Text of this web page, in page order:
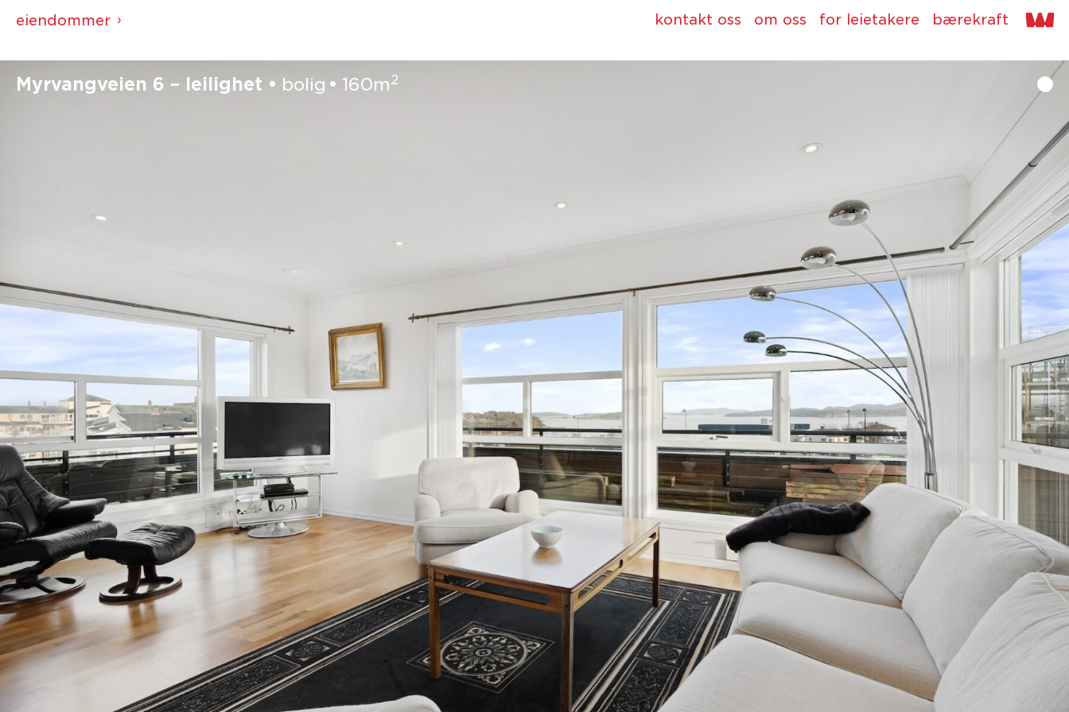
kontakt oss om oss for leietakere bærekraft
eiendommer
This is my archive
• ledige arealer • ledige arealer
Myrvangveien 6 – leilighet 160m2
bolig